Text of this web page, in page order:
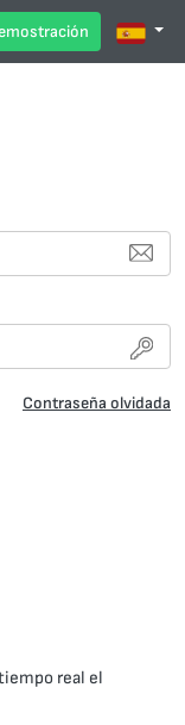
Contraseña olvidada
real el